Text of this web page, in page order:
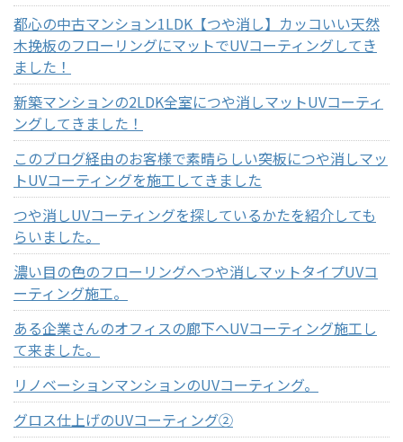
都心の中古マンション1LDK【つや消し】カッコいい天然
木挽板のフローリングにマットでUVコーティングしてき
ました！
新築マンションの2LDK全室につや消しマットUVコーティ
ングしてきました！
このブログ経由のお客様で素晴らしい突板につや消しマッ
トUVコーティングを施工してきました
つや消しUVコーティングを探しているかたを紹介しても
らいました。
濃い目の色のフローリングへつや消しマットタイプUVコ
ーティング施工。
ある企業さんのオフィスの廊下へUVコーティング施工し
て来ました。
リノベーションマンションのUVコーティング。
グロス仕上げのUVコーティング②